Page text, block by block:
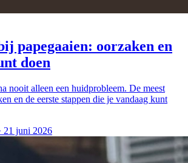
papegaaien: oorzaken en
doen
nooit alleen een huidprobleem. De meest
en de eerste stappen die je vandaag kunt
21 juni 2026